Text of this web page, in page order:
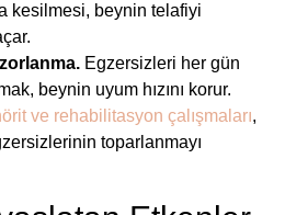
kesilmesi, beynin telafiyi
Egzersizleri her gün
beynin uyum hızını korur.
ve rehabilitasyon çalışmaları,
toparlanmayı